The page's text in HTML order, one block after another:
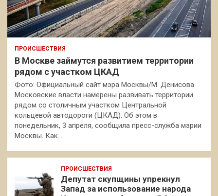
ПРОИСШЕСТВИЯ
В Москве займутся развитием территории
рядом с участком ЦКАД
Фото: Официальный сайт мэра Москвы/М. Денисова
Московские власти намерены развивать территории
рядом со столичным участком Центральной
кольцевой автодороги (ЦКАД). Об этом в
понедельник, 3 апреля, сообщила пресс-служба мэрии
Москвы. Как…
ПРОИСШЕСТВИЯ
Депутат скупщины упрекнул
Запад за использование народа